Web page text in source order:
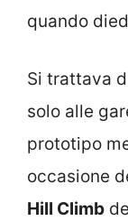
quando
Si trattava
solo alle
prototipo
occasione
Hill Climb